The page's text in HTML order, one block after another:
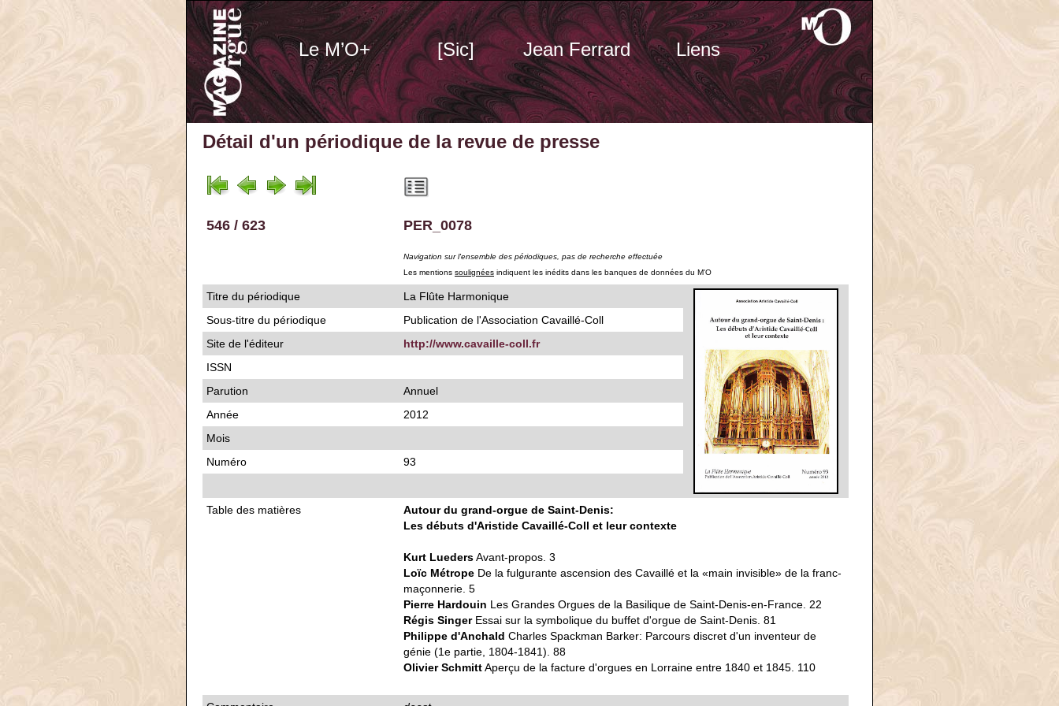
Le M’O+ [Sic] Jean Ferrard Liens
Détail d'un périodique de la revue de presse
546 / 623 PER_0078
Navigation sur l'ensemble des périodiques, pas de recherche effectuée
Les mentions soulignées indiquent les inédits dans les banques de données du M'O
Titre du périodique
La Flûte Harmonique
Sous-titre du périodique
Publication de l'Association Cavaillé-Coll
Site de l'éditeur
http://www.cavaille-coll.fr
ISSN
Parution
Annuel
Année
2012
Mois
Numéro
93
Table des matières
Autour du grand-orgue de Saint-Denis:
Les débuts d'Aristide Cavaillé-Coll et leur contexte
Kurt LuedersAvant-propos. 3
Loïc Métrope De la fulgurante ascension des Cavaillé et la «main invisible» de la franc-
maçonnerie. 5
Pierre Hardouin Les Grandes Orgues de la Basilique de Saint-Denis-en-France. 22
Régis SingerEssai sur la symbolique du buffet d'orgue de Saint-Denis. 81
Philippe d'Anchald Charles Spackman Barker: Parcours discret d'un inventeur de
génie (1e partie, 1804-1841). 88
Olivier SchmittAperçu de la facture d'orgues en Lorraine entre 1840 et 1845. 110